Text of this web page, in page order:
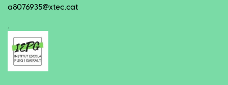
a8076935@xtec.cat
.